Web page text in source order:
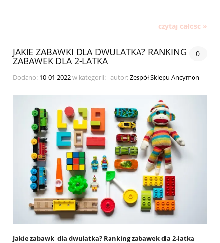
czytaj całość »
JAKIE ZABAWKI DLA DWULATKA? RANKING
ZABAWEK DLA 2-LATKA
0
Dodano: 10-01-2022w kategorii:-autor:Zespół Sklepu Ancymon
Jakie zabawki dla dwulatka? Ranking zabawek dla 2-latka